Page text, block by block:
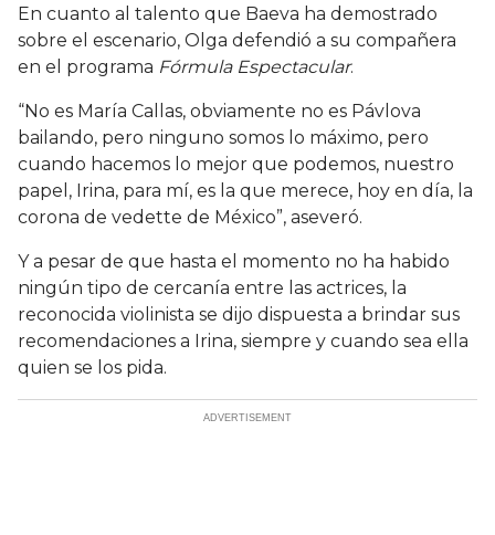
En cuanto al talento que Baeva ha demostrado
sobre el escenario, Olga defendió a su compañera
en el programa Fórmula Espectacular.
“No es María Callas, obviamente no es Pávlova
bailando, pero ninguno somos lo máximo, pero
cuando hacemos lo mejor que podemos, nuestro
papel, Irina, para mí, es la que merece, hoy en día, la
corona de vedette de México”, aseveró.
Y a pesar de que hasta el momento no ha habido
ningún tipo de cercanía entre las actrices, la
reconocida violinista se dijo dispuesta a brindar sus
recomendaciones a Irina, siempre y cuando sea ella
quien se los pida.